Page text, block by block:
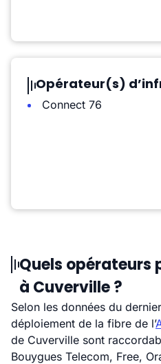
Opérateur(s)
Connect 76
Quels opérateurs
à Cuverville ?
Selon les données du
déploiement de la fibre de l’
de Cuverville sont
Bouygues Telecom, Free,